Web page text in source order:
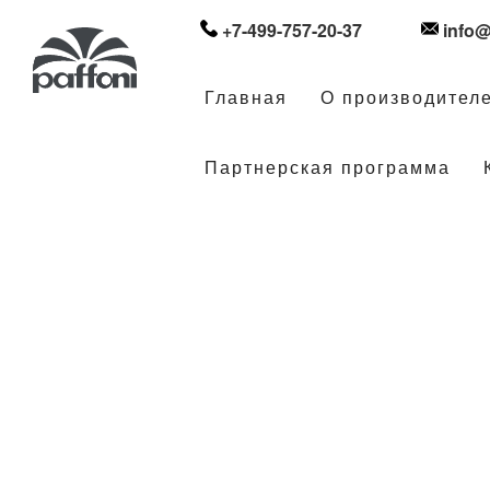
+7-499-757-20-37
Главная О производителе
Партнерская программа